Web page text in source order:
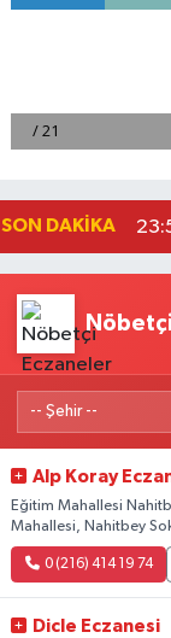
SON DAKIKA
Alp Koray
Eğitim Mahallesi
Mahallesi, Nahitbey
0 (216) 414 19 74
Dicle Eczanesi